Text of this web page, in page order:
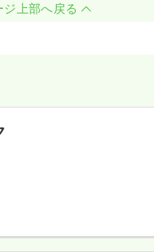
ジ上部へ戻る